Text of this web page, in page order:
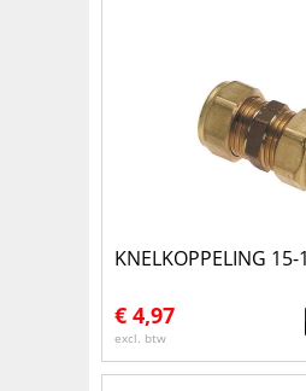
KNELKOPPELING 15-
€ 4,97
excl. btw